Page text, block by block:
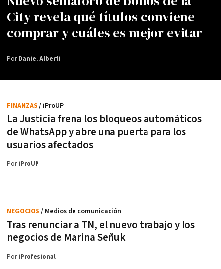
City revela qué títulos conviene
comprar y cuáles es mejor evitar
PorDaniel Alberti
La Justicia frena los bloqueos automáticos
de WhatsApp y abre una puerta para los
usuarios afectados
FINANZAS / iProUP
PoriProUP
Tras renunciar a TN, el nuevo trabajo y los
negocios de Marina Señuk
NEGOCIOS / Medios de comunicación
PoriProfesional